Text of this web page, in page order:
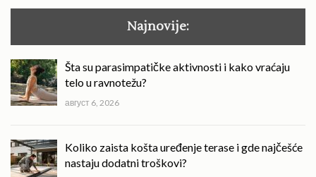
Najnovije:
Šta su parasimpatičke aktivnosti i kako vraćaju
telo u ravnotežu?
август 6, 2026
Koliko zaista košta uređenje terase i gde najčešće
nastaju dodatni troškovi?